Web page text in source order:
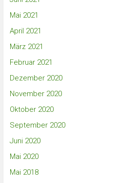
Mai 2021
April 2021
März 2021
Februar 2021
Dezember 2020
November 2020
Oktober 2020
September 2020
Juni 2020
Mai 2020
Mai 2018